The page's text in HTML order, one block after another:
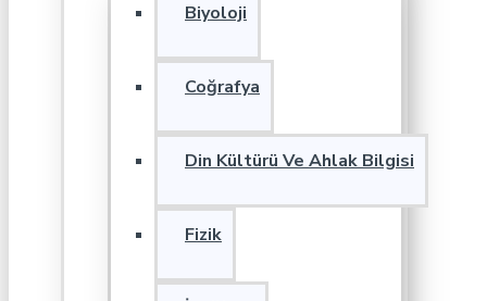
Biyoloji
Coğrafya
Din Kültürü Ve Ahlak Bilgisi
Fizik